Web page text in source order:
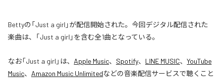
Bettyの「Just a girl」が配信開始された。今回デジタル配信された
楽曲は、「Just a girl」を含む全1曲となっている。
なお「Just a girl 」は、 Apple Music、 Spotify、 LINE MUSIC、 YouTube
Music、 Amazon Music Unlimitedなどの音楽配信サービスで聴くこと